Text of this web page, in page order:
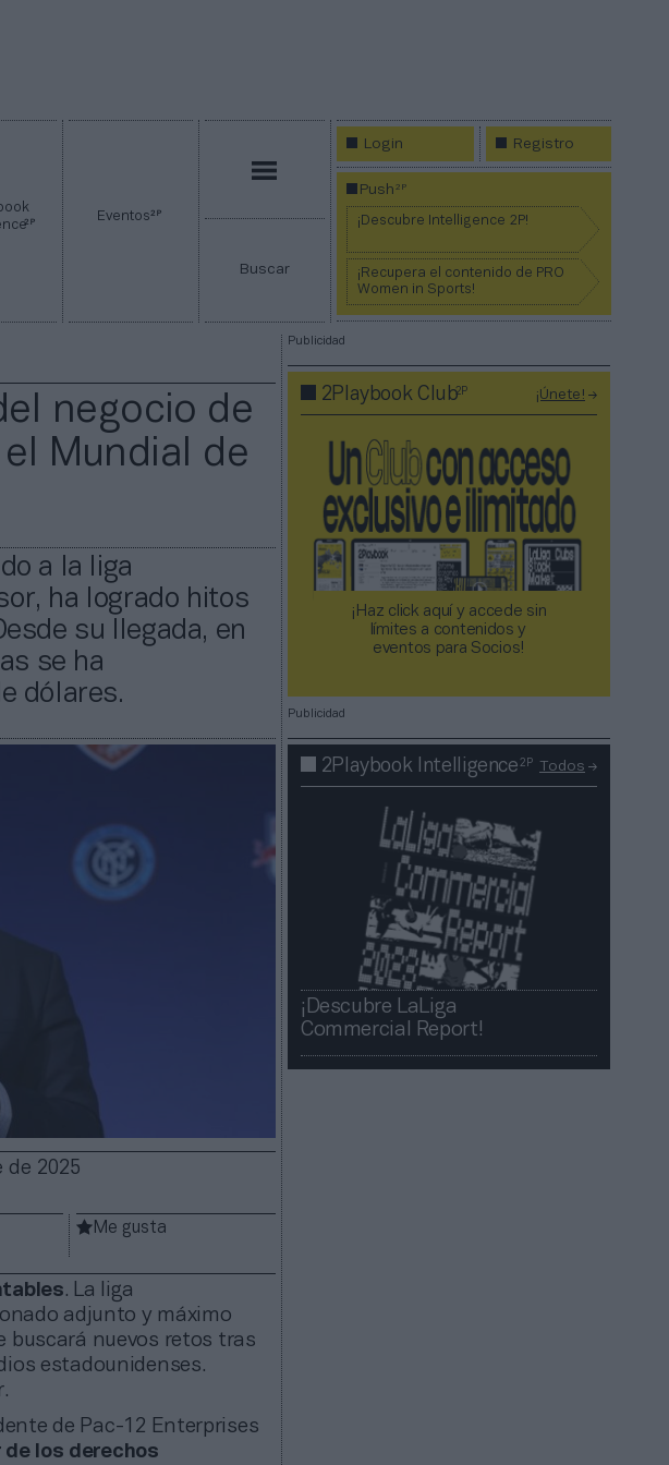
2P Eventos2P
Buscar
Login Registro
Push2P
¡Descubre Intelligence 2P!
¡Recupera el contenido de PRO
Women in Sports!
negocio de
Mundial de
a la liga
ha logrado hitos
su llegada, en
se ha
dólares.
de 2025
Me gusta
. La liga
adjunto y máximo
buscará nuevos retos tras
estadounidenses.
de Pac-12 Enterprises
de los derechos
Publicidad
2Playbook Club2P ¡Únete!
¡Haz click aquí y accede sin
límites a contenidos y
eventos para Socios!​​​​​​​
Publicidad
2Playbook Intelligence2P Todos
¡Descubre LaLiga
Commercial Report!​​